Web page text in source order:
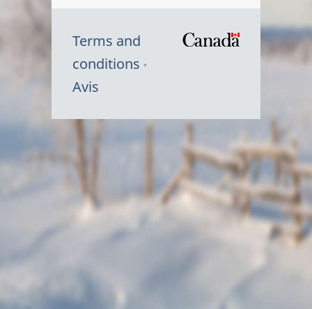
Terms and
conditions
Avis
Symbole
Canada